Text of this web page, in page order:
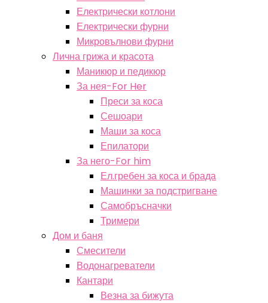
Електрически котлони
Електрически фурни
Микровълнови фурни
Лична грижа и красота
Маникюр и педикюр
За нея-For Her
Преси за коса
Сешоари
Маши за коса
Епилатори
За него-For him
Ел.гребен за коса и брада
Машинки за подстригване
Самобръсначки
Тримери
Дом и баня
Смесители
Водонагреватели
Кантари
Везна за бижута